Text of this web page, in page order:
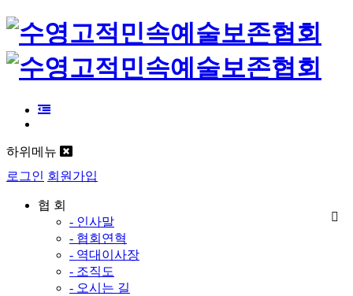
하위메뉴
로그인 회원가입
협 회
- 인사말
- 협회연혁
- 역대이사장
- 조직도
- 오시는 길